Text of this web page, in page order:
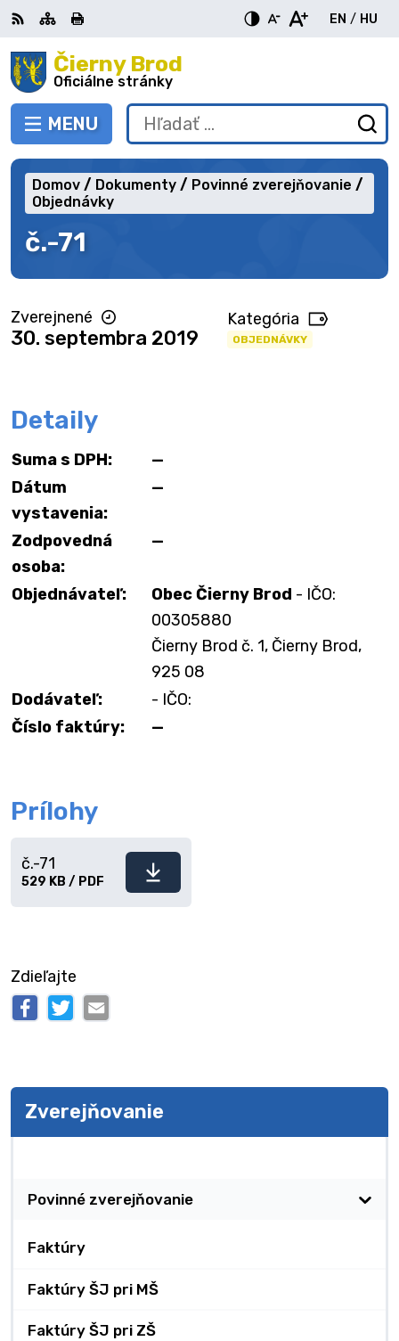
Preskočiť
na
obsah Čierny Brod
Oficiálne stránky
PREPNÚŤ
MENU
RSS MapaTlačiť
EN
English
/ HU
Hľadať:
č.-71
Domov Dokumenty
Povinné zverejňovanie
Objednávky
Zverejnené
30. septembra 2019
Kategória
OBJEDNÁVKY
Detaily
Suma s DPH:
—
Dátum
vystavenia:
—
Zodpovedná
osoba:
—
Objednávateľ: Obec Čierny Brod - IČO:
00305880
Čierny Brod č. 1, Čierny Brod,
925 08
Dodávateľ:
- IČO:
Číslo faktúry:
—
Prílohy
Stiahnuť
č.-71
529 KB / PDF
Zdieľajte
Zverejňovanie
Povinné zverejňovanie
Faktúry
Faktúry ŠJ pri MŠ
Faktúry ŠJ pri ZŠ